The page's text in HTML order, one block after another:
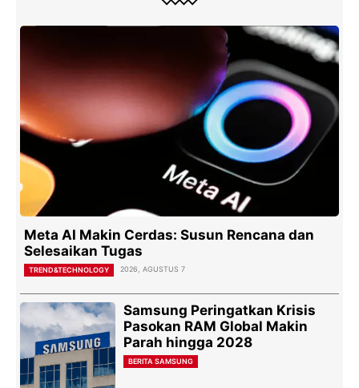
Meta AI Makin Cerdas: Susun Rencana dan
Selesaikan Tugas
TREND&TECHNOLOGY 2026, AGUSTUS 7
Samsung Peringatkan Krisis
Pasokan RAM Global Makin
Parah hingga 2028
BERITA SAMSUNG